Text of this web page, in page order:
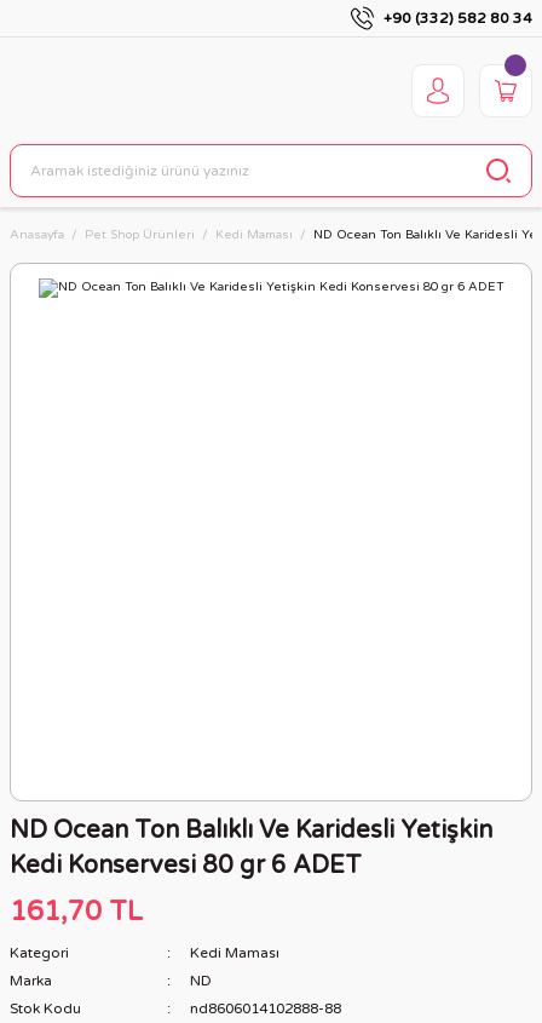
+90 (332) 582 80 34
Anasayfa Pet Shop Ürünleri Kedi Maması ND Ocean Ton Balıklı Ve Karidesli
ND Ocean Ton Balıklı Ve Karidesli Yetişkin
Kedi Konservesi 80 gr 6 ADET
161,70 TL
Kategori
Kedi Maması
Marka
ND
Stok Kodu
nd8606014102888-88